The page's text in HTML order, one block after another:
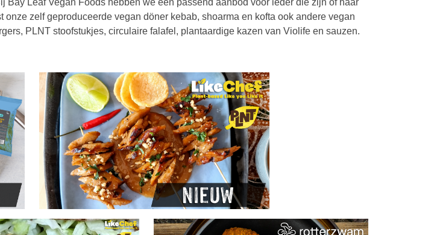
Leaf Vegan Foods hebben we een passend aanbod voor ieder die zijn of haar
zelf geproduceerde vegan döner kebab, shoarma en kofta ook andere vegan
PLNT stoofstukjes, circulaire falafel, plantaardige kazen van Violife en sauzen.